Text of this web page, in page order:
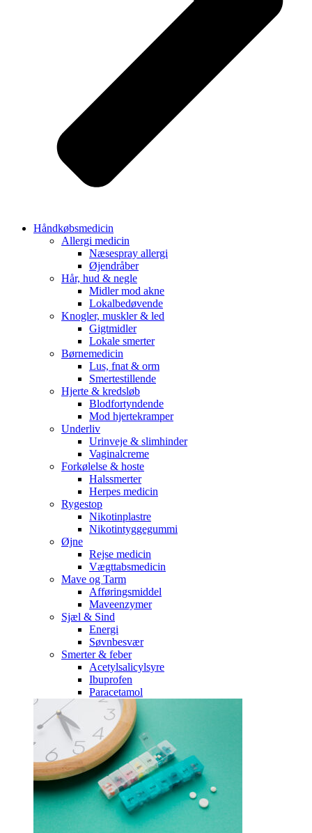
Håndkøbsmedicin
Allergi medicin
Næsespray allergi
Øjendråber
Hår, hud & negle
Midler mod akne
Lokalbedøvende
Knogler, muskler & led
Gigtmidler
Lokale smerter
Børnemedicin
Lus, fnat & orm
Smertestillende
Hjerte & kredsløb
Blodfortyndende
Mod hjertekramper
Underliv
Urinveje & slimhinder
Vaginalcreme
Forkølelse & hoste
Halssmerter
Herpes medicin
Rygestop
Nikotinplastre
Nikotintyggegummi
Øjne
Rejse medicin
Vægttabsmedicin
Mave og Tarm
Afføringsmiddel
Maveenzymer
Sjæl & Sind
Energi
Søvnbesvær
Smerter & feber
Acetylsalicylsyre
Ibuprofen
Paracetamol